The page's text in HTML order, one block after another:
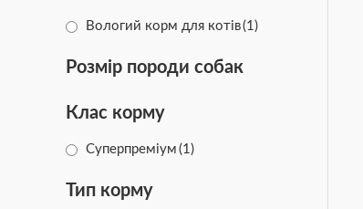
Вологий корм для котів(1)
Розмір породи собак
Клас корму
Суперпреміум (1)
Тип корму